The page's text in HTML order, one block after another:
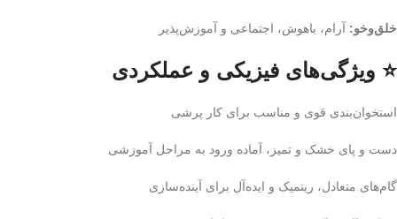
خلق‌وخو: آرام، باهوش، اجتماعی و آموزش‌پذیر
⭐ ویژگی‌های فیزیکی و عملکردی
استخوان‌بندی قوی و مناسب برای کار پرشی
دست و پای خشک و تمیز، آماده ورود به مراحل آموزشی
گام‌های متعادل، ریتمیک و ایده‌آل برای آینده‌سازی